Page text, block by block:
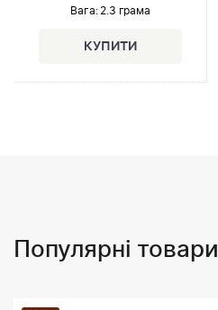
Вага: 2.3 грама
Популярні товари